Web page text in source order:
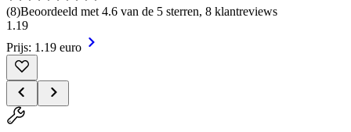
(8)Beoordeeld met 4.6 van de 5 sterren, 8 klantreviews
1 .19
Prijs: 1.19 euro